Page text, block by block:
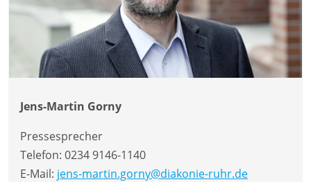
Jens-Martin Gorny
Pressesprecher
Telefon: 0234 9146-1140
E-Mail: jens-martin.gorny@diakonie-ruhr.de